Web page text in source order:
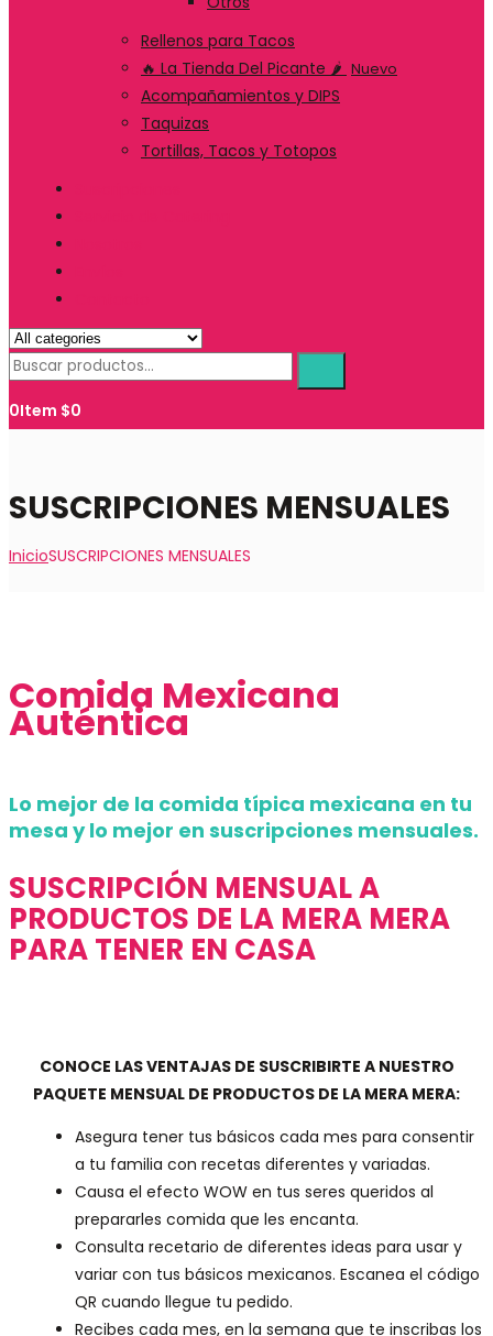
Rellenos para Tacos
🔥 La Tienda Del Picante 🌶️ Nuevo
Acompañamientos y DIPS
Taquizas
Tortillas, Tacos y Totopos
0Item $0
SUSCRIPCIONES MENSUALES
InicioSUSCRIPCIONES MENSUALES
Comida Mexicana
Auténtica
Lo mejor de la comida típica mexicana en tu
mesa y lo mejor en suscripciones mensuales.
SUSCRIPCIÓN MENSUAL A
PRODUCTOS DE LA MERA MERA
PARA TENER EN CASA
CONOCE LAS VENTAJAS DE SUSCRIBIRTE A NUESTRO
PAQUETE MENSUAL DE PRODUCTOS DE LA MERA MERA:
Asegura tener tus básicos cada mes para consentir
a tu familia con recetas diferentes y variadas.
Causa el efecto WOW en tus seres queridos al
prepararles comida que les encanta.
Consulta recetario de diferentes ideas para usar y
variar con tus básicos mexicanos. Escanea el código
QR cuando llegue tu pedido.
Recibes cada mes, en la semana que te inscribas los